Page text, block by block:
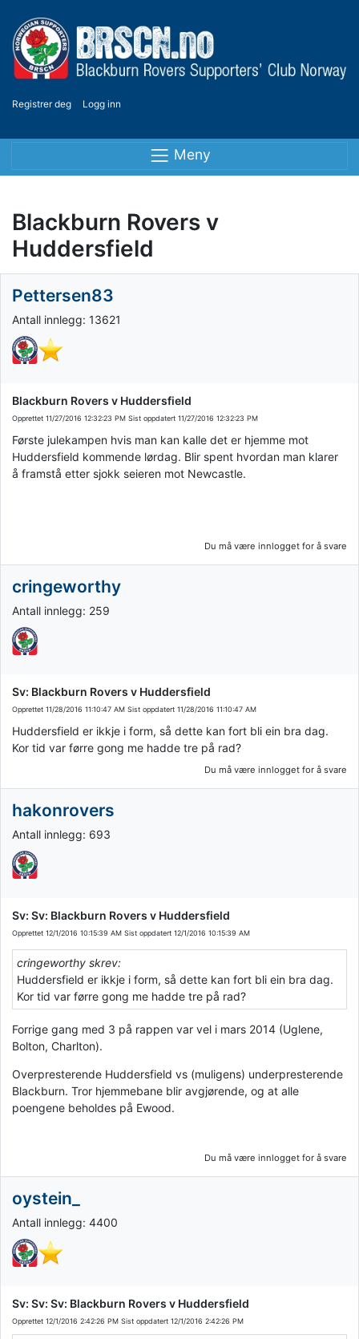
Registrer deg Logg inn
Meny
Blackburn Rovers v
Huddersfield
Pettersen83
Antall innlegg: 13621
Blackburn Rovers v Huddersfield
Opprettet 11/27/2016 12:32:23 PM Sist oppdatert 11/27/2016 12:32:23 PM
Første julekampen hvis man kan kalle det er hjemme mot
Huddersfield kommende lørdag. Blir spent hvordan man klarer
å framstå etter sjokk seieren mot Newcastle.
Du må være innlogget for å svare
cringeworthy
Antall innlegg: 259
Sv: Blackburn Rovers v Huddersfield
Opprettet 11/28/2016 11:10:47 AM Sist oppdatert 11/28/2016 11:10:47 AM
Huddersfield er ikkje i form, så dette kan fort bli ein bra dag.
Kor tid var førre gong me hadde tre på rad?
Du må være innlogget for å svare
hakonrovers
Antall innlegg: 693
Sv: Sv: Blackburn Rovers v Huddersfield
Opprettet 12/1/2016 10:15:39 AM Sist oppdatert 12/1/2016 10:15:39 AM
cringeworthy skrev:
Huddersfield er ikkje i form, så dette kan fort bli ein bra dag.
Kor tid var førre gong me hadde tre på rad?
Forrige gang med 3 på rappen var vel i mars 2014 (Uglene,
Bolton, Charlton).
Overpresterende Huddersfield vs (muligens) underpresterende
Blackburn. Tror hjemmebane blir avgjørende, og at alle
poengene beholdes på Ewood.
Du må være innlogget for å svare
oystein_
Antall innlegg: 4400
Sv: Sv: Sv: Blackburn Rovers v Huddersfield
Opprettet 12/1/2016 2:42:26 PM Sist oppdatert 12/1/2016 2:42:26 PM